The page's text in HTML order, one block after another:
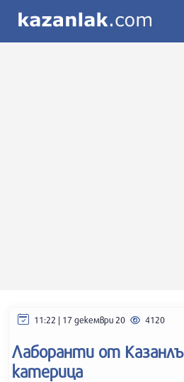
11:22 | 17 декември 20 4120
Лаборанти от
катерица